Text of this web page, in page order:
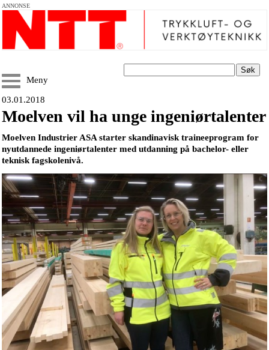
ANNONSE
Søk
Meny
03.01.2018
Moelven vil ha unge ingeniørtalenter
Moelven Industrier ASA starter skandinavisk traineeprogram for
nyutdannede ingeniørtalenter med utdanning på bachelor- eller
teknisk fagskolenivå.